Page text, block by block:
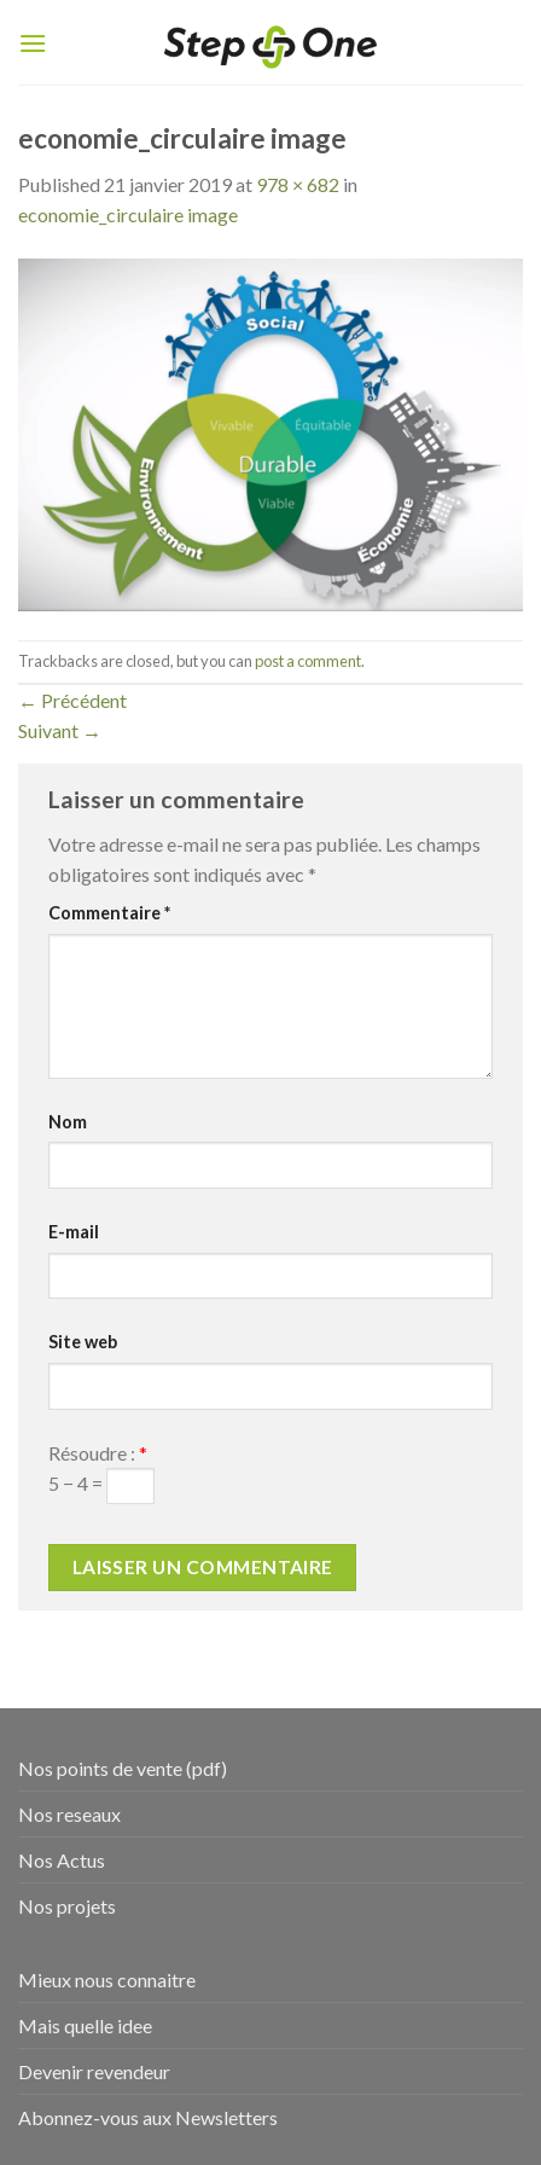
economie_circulaire image
Published 21 janvier 2019at 978 × 682 in
economie_circulaire image
Trackbacks are closed, but you canpost a comment.
← Précédent
Suivant →
Laisser un commentaire
Votre adresse e-mail ne sera pas publiée. Les champs
obligatoires sont indiqués avec *
Commentaire*
Nom
E-mail
Site web
Résoudre : *
5 − 4 =
Nos points de vente (pdf)
Nos reseaux
Nos Actus
Nos projets
Mieux nous connaitre
Mais quelle idee
Devenir revendeur
Abonnez-vous aux Newsletters